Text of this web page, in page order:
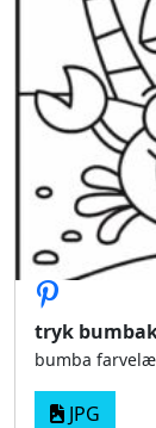
tryk
bumba
JPG